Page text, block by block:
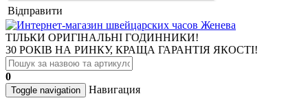
Відправити
ТІЛЬКИ ОРИГІНАЛЬНІ ГОДИННИКИ!
30 РОКІВ НА РИНКУ, КРАЩА ГАРАНТІЯ ЯКОСТІ!
0
Toggle navigation Навигация